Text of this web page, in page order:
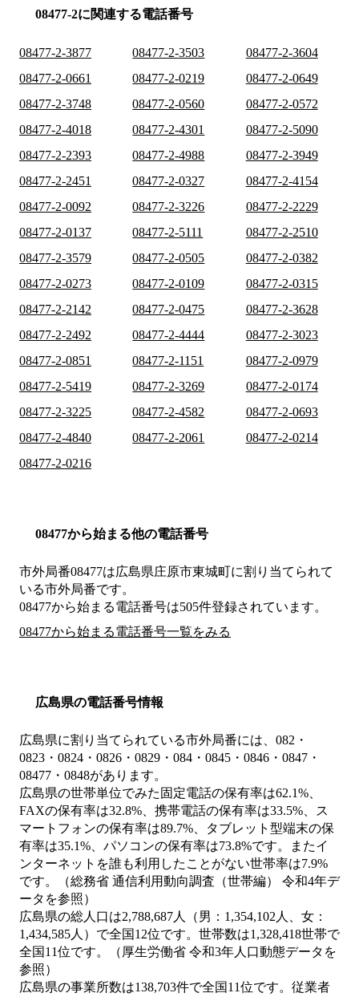
08477-2に関連する電話番号
08477-2-3877 08477-2-3503
08477-2-3604
08477-2-0661
08477-2-0219
08477-2-0649
08477-2-3748
08477-2-0560
08477-2-0572
08477-2-4018
08477-2-4301
08477-2-5090
08477-2-2393
08477-2-4988
08477-2-3949
08477-2-2451
08477-2-0327
08477-2-4154
08477-2-0092
08477-2-3226
08477-2-2229
08477-2-0137
08477-2-5111
08477-2-2510
08477-2-3579
08477-2-0505
08477-2-0382
08477-2-0273
08477-2-0109
08477-2-0315
08477-2-2142
08477-2-0475
08477-2-3628
08477-2-2492
08477-2-4444
08477-2-3023
08477-2-0851
08477-2-1151
08477-2-0979
08477-2-5419
08477-2-3269
08477-2-0174
08477-2-3225
08477-2-4582
08477-2-0693
08477-2-4840
08477-2-2061
08477-2-0214
08477-2-0216
08477から始まる他の電話番号
市外局番08477は広島県庄原市東城町に割り当てられて
いる市外局番です。
08477から始まる電話番号は505件登録されています。
08477から始まる電話番号一覧をみる
広島県の電話番号情報
広島県に割り当てられている市外局番には、082・
0823・0824・0826・0829・084・0845・0846・0847・
08477・0848があります。
広島県の世帯単位でみた固定電話の保有率は62.1%、
FAXの保有率は32.8%、携帯電話の保有率は33.5%、ス
マートフォンの保有率は89.7%、タブレット型端末の保
有率は35.1%、パソコンの保有率は73.8%です。またイ
ンターネットを誰も利用したことがない世帯率は7.9%
です。（総務省 通信利用動向調査（世帯編） 令和4年デ
ータを参照）
広島県の総人口は2,788,687人（男：1,354,102人、女：
1,434,585人）で全国12位です。世帯数は1,328,418世帯で
全国11位です。（厚生労働省 令和3年人口動態データを
参照）
広島県の事業所数は138,703件で全国11位です。従業者